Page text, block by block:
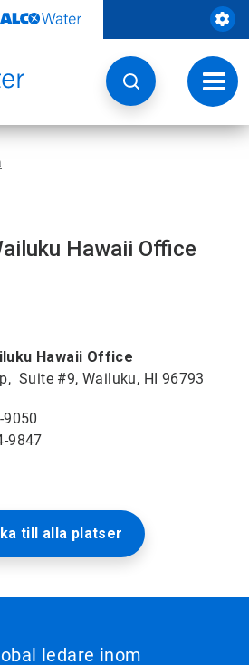
Ändra
Hawaii Office
Hawaii Office
Suite #9, Wailuku, HI 96793
9847
till alla platser
ledare inom